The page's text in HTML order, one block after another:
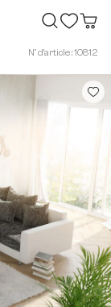
N° d'article : 10812